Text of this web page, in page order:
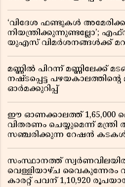
‘വിദേശ ഫണ്ടുകൾ
നിയന്ത്രിക്കുന്നുണ്ടല്ലോ’;
യുഎസ് വിമർശനങ്ങൾക്ക്
മണ്ണിൽ പിറന്ന് മണ്ണിലേക്ക്
നഷ്ടപ്പെട്ട
ഓർമക്കുറിപ്പ്
ഈ ഓണക്കാലത്ത് 1,65,000
വിതരണം ചെയ്യുമെന്ന്
സഞ്ചരിക്കുന്ന റേഷൻ
സംസ്ഥാനത്ത്
വെള്ളിയാഴ്ച വൈകുന്നേരം
കാരറ്റ് പവന് 1,10,920